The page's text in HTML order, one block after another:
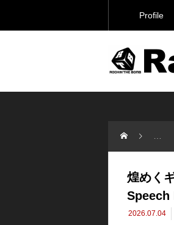
Profile
煌め
煌めく
Speech
2026.07.04